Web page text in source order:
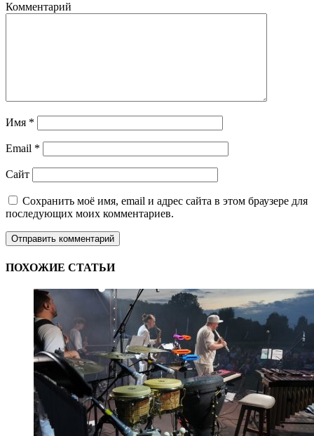
Комментарий
Имя *
Email *
Сайт
Сохранить моё имя, email и адрес сайта в этом браузере для
последующих моих комментариев.
ПОХОЖИЕ СТАТЬИ